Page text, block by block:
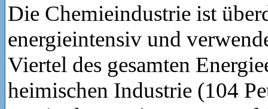
Die Chemieindustrie ist
energieintensiv und
Viertel des gesamten
heimischen Industrie (104